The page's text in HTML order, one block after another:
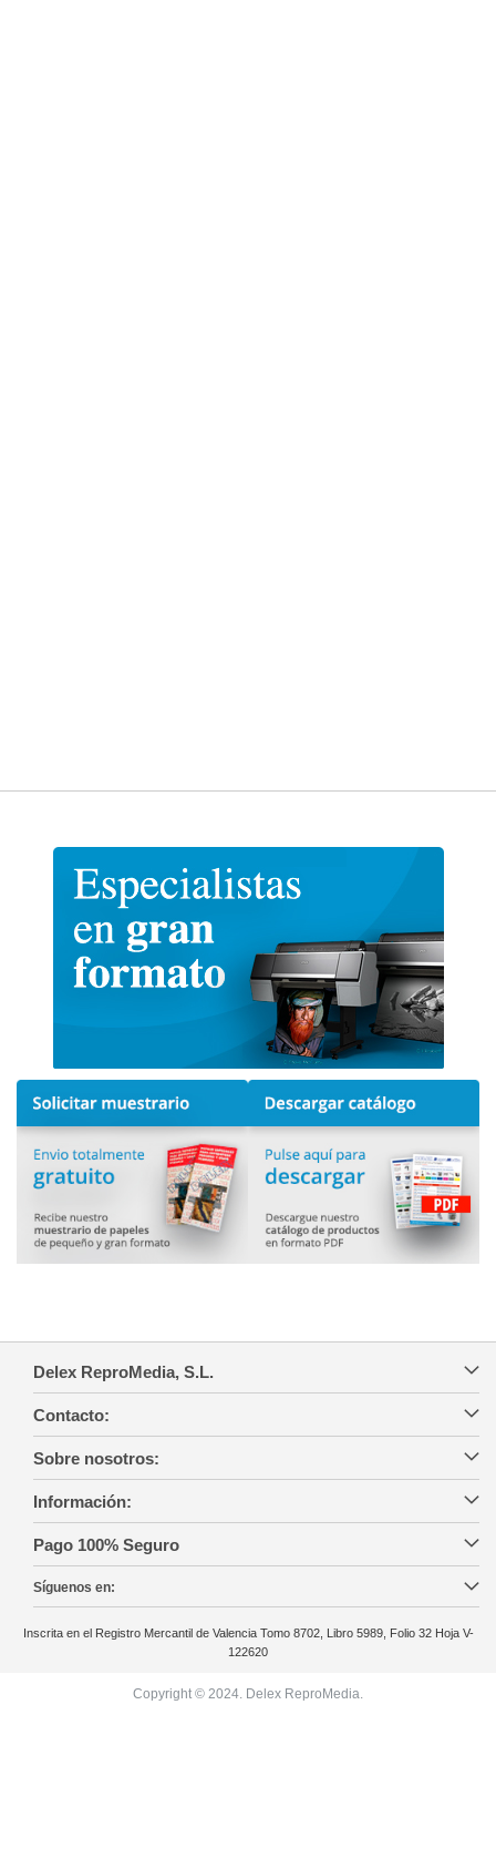
Delex ReproMedia, S.L.
Contacto:
Sobre nosotros:
Información:
Pago 100% Seguro
Síguenos en:
Inscrita en el Registro Mercantil de Valencia Tomo 8702, Libro 5989, Folio 32 Hoja V-
122620
Copyright © 2024. Delex ReproMedia.